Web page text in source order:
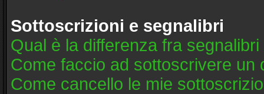
Sottoscrizioni e segnalibri
Qual è la differenza fra
Come faccio ad sottoscrivere un
Come cancello le mie